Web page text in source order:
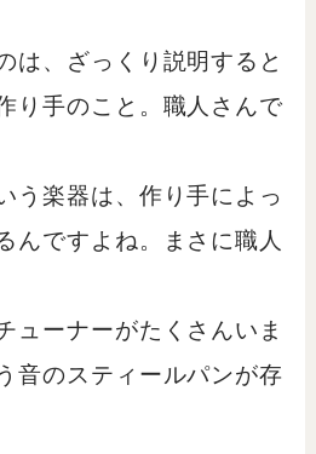
は、ざっくり説明すると
り手のこと。職人さんで
う楽器は、作り手によっ
んですよね。まさに職人
ューナーがたくさんいま
音のスティールパンが存